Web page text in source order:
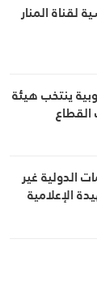
لقناة المنار
ينتخب هيئة
القطاع
الدولية غير
الإعلامية